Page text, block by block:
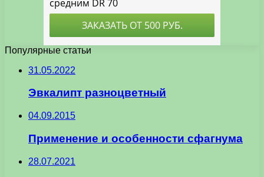
Популярные статьи
31.05.2022
Эвкалипт разноцветный
04.09.2015
Применение и особенности сфагнума
28.07.2021